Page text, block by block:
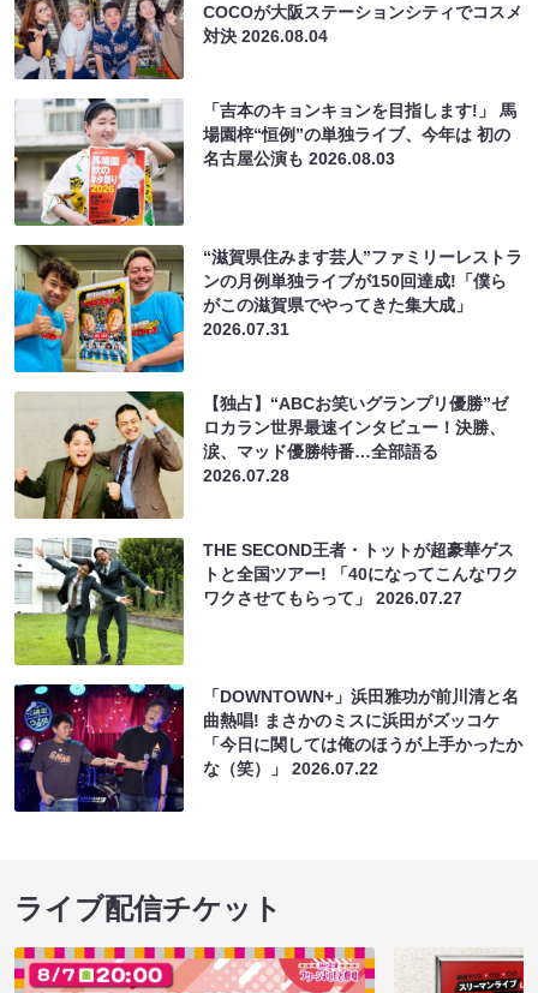
COCOが大阪ステーションシティでコスメ
対決2026.08.04
「吉本のキョンキョンを目指します!」 馬
場園梓“恒例”の単独ライブ、今年は 初の
名古屋公演も2026.08.03
“滋賀県住みます芸人”ファミリーレストラ
ンの月例単独ライブが150回達成!「僕ら
がこの滋賀県でやってきた集大成」
2026.07.31
【独占】“ABCお笑いグランプリ優勝”ゼ
ロカラン世界最速インタビュー！決勝、
涙、マッド優勝特番…全部語る
2026.07.28
THE SECOND王者・トットが超豪華ゲス
トと全国ツアー! 「40になってこんなワク
ワクさせてもらって」2026.07.27
「DOWNTOWN+」浜田雅功が前川清と名
曲熱唱! まさかのミスに浜田がズッコケ
「今日に関しては俺のほうが上手かったか
な（笑）」2026.07.22
ライブ配信チケット